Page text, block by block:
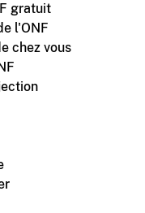
gratuit
l'ONF
chez vous